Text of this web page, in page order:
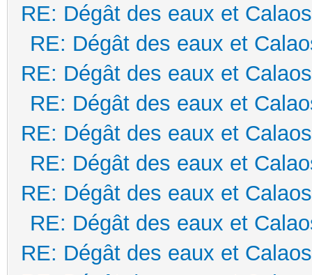
RE: Dégât des eaux et Calaos
RE: Dégât des eaux et
RE: Dégât des eaux et Calaos
RE: Dégât des eaux et
RE: Dégât des eaux et Calaos
RE: Dégât des eaux et
RE: Dégât des eaux et Calaos
RE: Dégât des eaux et
RE: Dégât des eaux et Calaos